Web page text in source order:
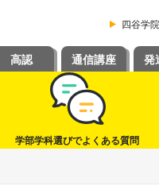
四谷学
高認 通信講座 発
学部学科選びでよくある質問